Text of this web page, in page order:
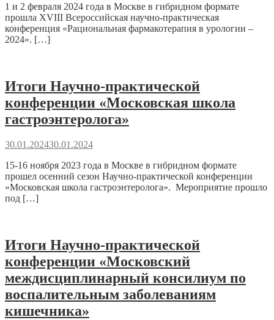
1 и 2 февраля 2024 года в Москве в гибридном формате
прошла XVIII Всероссийская научно-практическая
конференция «Рациональная фармакотерапия в урологии –
2024». […]
Итоги Научно-практической
конференции «Московская школа
гастроэнтеролога»
30.01.202430.01.2024
15-16 ноября 2023 года в Москве в гибридном формате
прошел осенний сезон Научно-практической конференции
«Московская школа гастроэнтеролога». Мероприятие прошло
под […]
Итоги Научно-практической
конференции «Московский
междисциплинарный консилиум по
воспалительным заболеваниям
кишечника»